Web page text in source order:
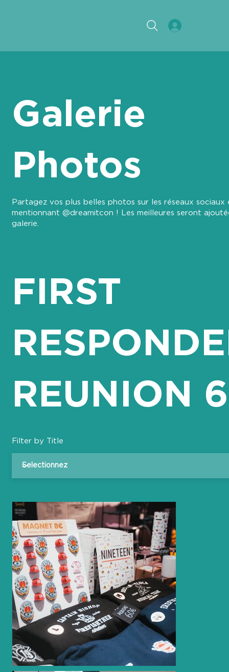
Galerie
Photos
Partagez vos plus belles photos sur les réseaux sociaux
mentionnant @dreamitcon ! Les meilleures seront
galerie.
FIRST
REUNION 6
Filter by Title